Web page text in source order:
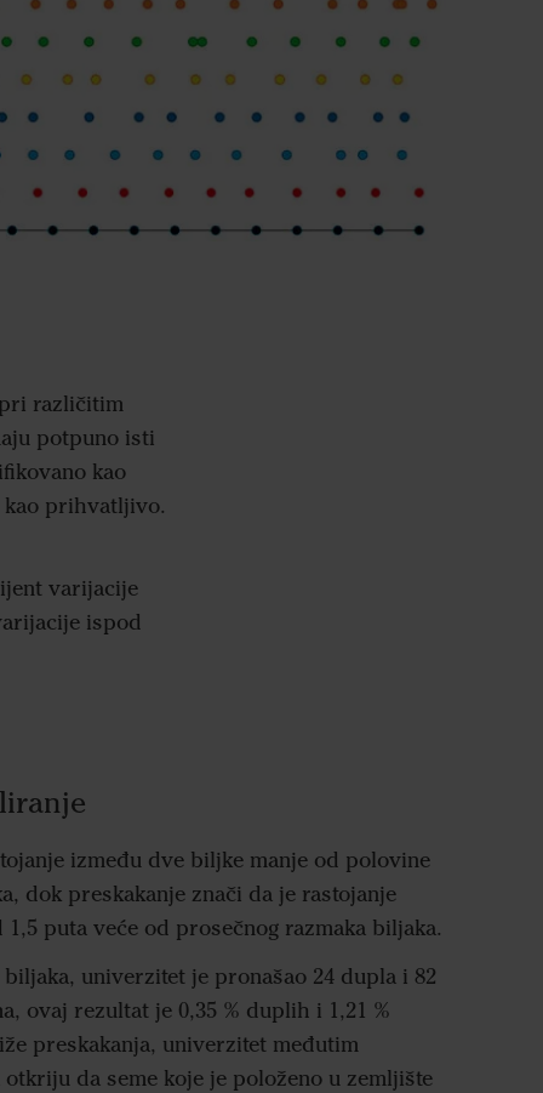
različitim
potpuno isti
kao
kao prihvatljivo.
varijacije
ispod
između dve biljke manje od polovine
dok preskakanje znači da je rastojanje
puta veće od prosečnog razmaka biljaka.
univerzitet je pronašao 24 dupla i 82
ovaj rezultat je 0,35 % duplih i 1,21 %
preskakanja, univerzitet međutim
da seme koje je položeno u zemljište